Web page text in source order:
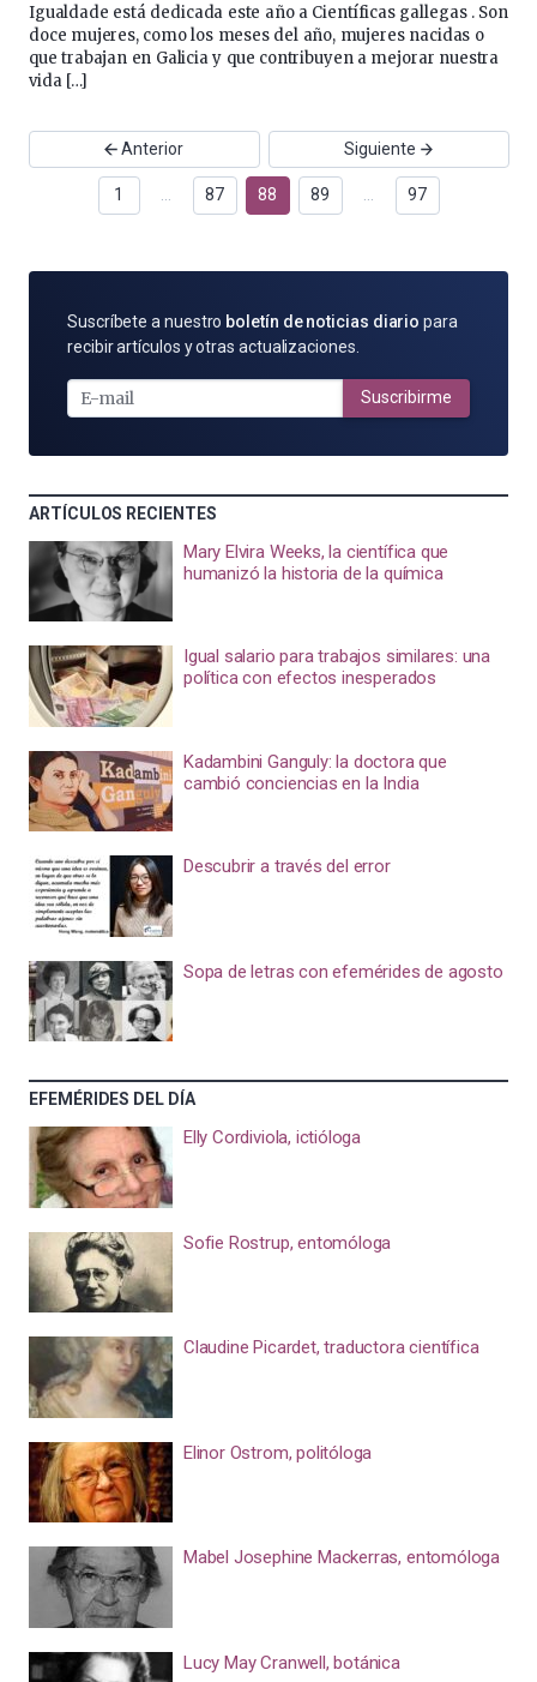
Igualdade está dedicada este año a Científicas gallegas . Son
doce mujeres, como los meses del año, mujeres nacidas o
que trabajan en Galicia y que contribuyen a mejorar nuestra
vida […]
Anterior Siguiente
1 … 87 88 89 … 97
SUSCRÍBETE
POR
MAIL
Suscríbete a nuestro boletín de noticias diario para
recibir artículos y otras actualizaciones.
Suscribirme
ARTÍCULOS RECIENTES
Mary Elvira Weeks, la científica que
humanizó la historia de la química
Igual salario para trabajos similares: una
política con efectos inesperados
Kadambini Ganguly: la doctora que
cambió conciencias en la India
Descubrir a través del error
Sopa de letras con efemérides de agosto
EFEMÉRIDES DEL DÍA
Elly Cordiviola, ictióloga
Sofie Rostrup, entomóloga
Claudine Picardet, traductora científica
Elinor Ostrom, politóloga
Mabel Josephine Mackerras, entomóloga
Lucy May Cranwell, botánica